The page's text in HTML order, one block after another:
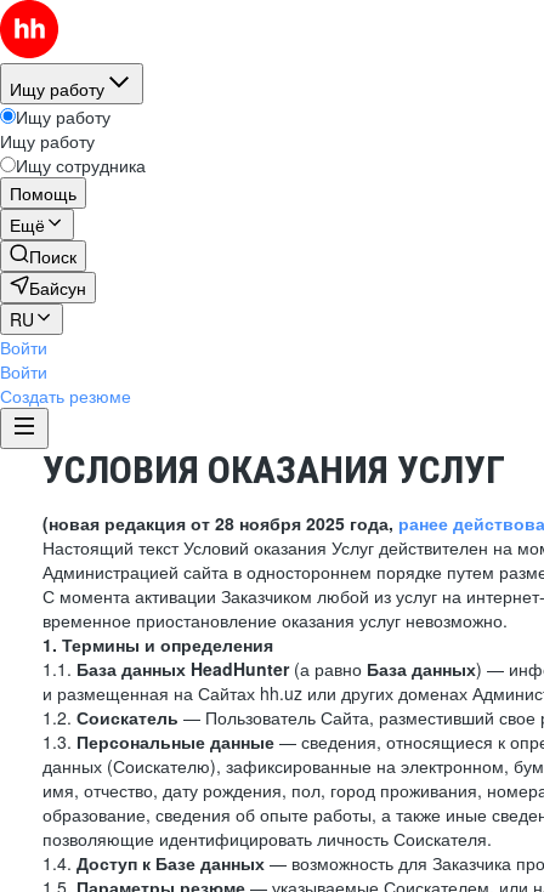
Ищу работу
Ищу работу
Ищу работу
Ищу сотрудника
Помощь
Ещё
Поиск
Байсун
RU
Войти
Войти
Создать резюме
УСЛОВИЯ ОКАЗАНИЯ УСЛУГ
(новая редакция от 28 ноября 2025 года, ранее
Настоящий текст Условий оказания Услуг действителен на
Администрацией сайта в одностороннем порядке путем
С момента активации Заказчиком любой из услуг на
временное приостановление оказания услуг невозможно.
1. Термины и определения
1.1. База данных HeadHunter(а равно База данных) —
и размещенная на Сайтах hh.uz или других доменах
1.2. Соискатель — Пользователь Сайта, разместивший
1.3. Персональные данные — сведения, относящиеся к
данных (Соискателю), зафиксированные на электронном,
имя, отчество, дату рождения, пол, город проживания,
образование, сведения об опыте работы, а также иные
позволяющие идентифицировать личность Соискателя.
1.4. Доступ к Базе данных — возможность для Заказчика
1.5. Параметры резюме — указываемые Соискателем, или